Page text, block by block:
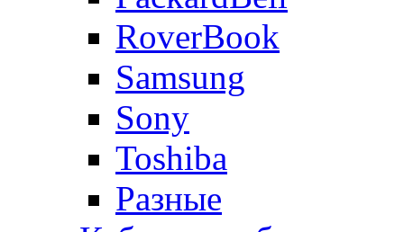
RoverBook
Samsung
Sony
Toshiba
Разные